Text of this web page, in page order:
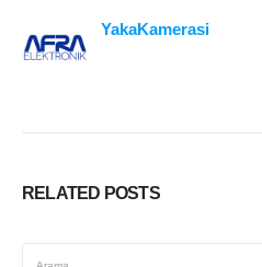
YakaKamerasi
RELATED POSTS